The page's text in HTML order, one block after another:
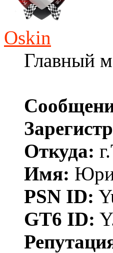
Oskin
Главный
Откуда:
Имя:
PSN ID:
GT6 ID: